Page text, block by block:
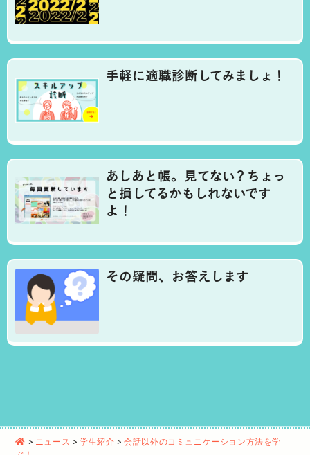
手軽に適職診断してみましょ！
あしあと帳。見てない？ちょっ
と損してるかもしれないです
よ！
その疑問、お答えします
> ニュース >学生紹介 >会話以外のコミュニケーション方法を学